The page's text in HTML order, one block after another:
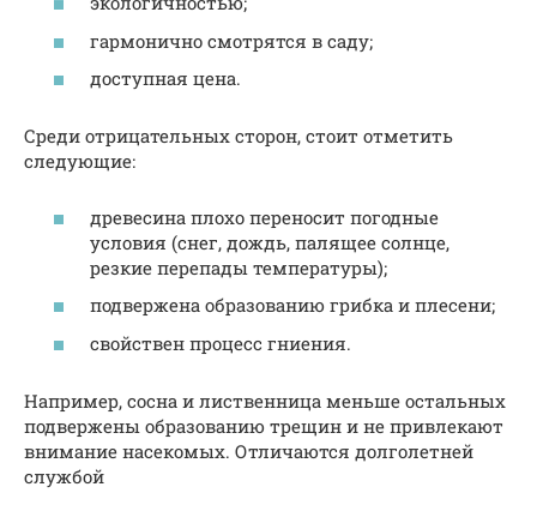
гармонично смотрятся в саду;
доступная цена.
Среди отрицательных сторон, стоит отметить
следующие:
древесина плохо переносит погодные
условия (снег, дождь, палящее солнце,
резкие перепады температуры);
подвержена образованию грибка и плесени;
свойствен процесс гниения.
Например, сосна и лиственница меньше остальных
подвержены образованию трещин и не привлекают
внимание насекомых. Отличаются долголетней
службой